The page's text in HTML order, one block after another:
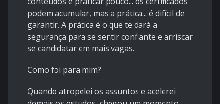
podem acumular, mas a prática... é difícil de
garantir. A prática é o que te dará a
segurança para se sentir confiante e arriscar
se candidatar em mais vagas.
Como foi para mim?
Quando atropelei os assuntos e acelerei